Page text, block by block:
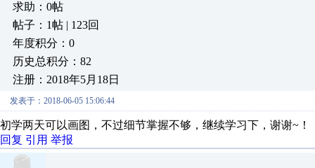
求助：0帖
帖子：1帖 | 123回
年度积分：0
历史总积分：82
注册：2018年5月18日
发表于：2018-06-05 15:06:44
初学两天可以画图，不过细节掌握不够，继续学习下，谢谢~！
回复 引用 举报